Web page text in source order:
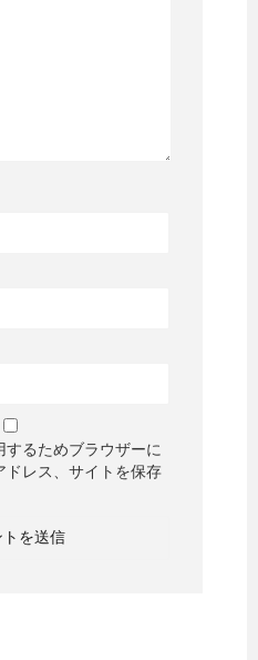
るためブラウザーに
ドレス、サイトを保存